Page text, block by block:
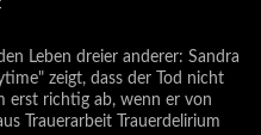
Leben dreier anderer: Sandra
zeigt, dass der Tod nicht
erst richtig ab, wenn er von
Trauerarbeit Trauerdelirium